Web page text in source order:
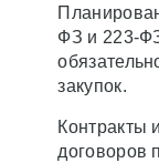
ФЗ и 223-
закупок.
Контракты
договоров